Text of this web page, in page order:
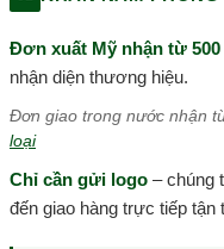
Đơn xuất Mỹ nhận từ 500
nhận diện thương hiệu.
Đơn giao trong nước nhận
loại
Chỉ cần gửi logo – chúng
đến giao hàng trực tiếp tận